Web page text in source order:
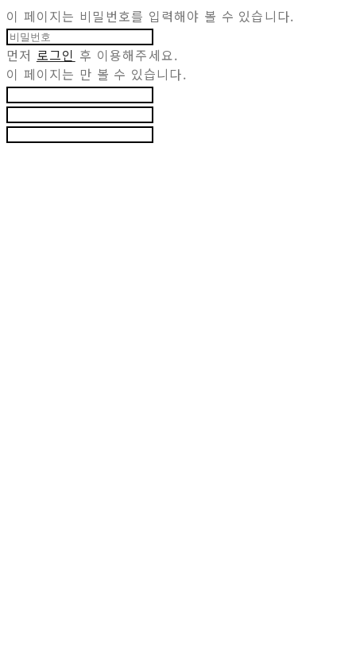
이 페이지는 비밀번호를 입력해야 볼 수 있습니다.
먼저 로그인 후 이용해주세요.
이 페이지는 만 볼 수 있습니다.